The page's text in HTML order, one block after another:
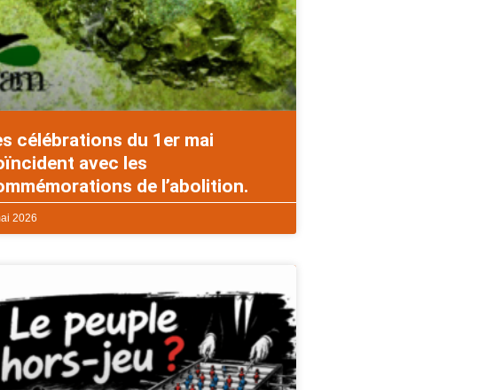
célébrations du 1er mai
avec les
de l’abolition.
2026